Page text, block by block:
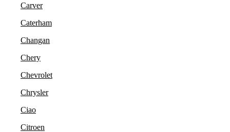
Carver
Caterham
Changan
Chery
Chevrolet
Chrysler
Ciao
Citroen